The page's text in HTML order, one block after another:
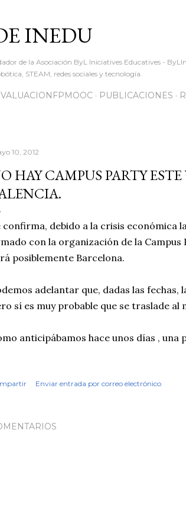
INEDU
de la Asociación ByL Iniciatives Educatives -
STEAM, redes sociales y tecnología.
PUBLICACIONES
10, 2012
HAY CAMPUS PARTY
confirma, debido a la crisis económica
con la organización de la Campus
posiblemente Barcelona.
adelantar que, dadas las fechas,
sí es muy probable que se traslade al
anticipábamos hace unos días , una
Enviar entrada por correo electrónico